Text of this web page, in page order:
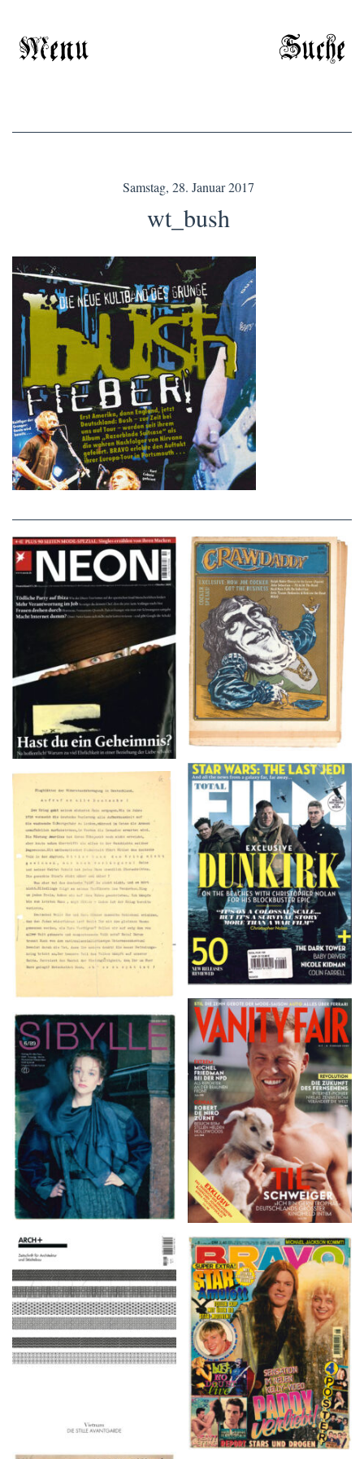
Menu Suche
Samstag, 28. Januar 2017
wt_bush
NEON – OKTOBER
2008
Crawdaddy – June/11/72
TOTAL FILM #260 –
SUMMER 2017
Flugblätter der Weissen
Rose – V, Januar 1943
VANITY FAIR – Nr. 7 –
8. Februar 2007
SIBYLLE 6/89
ARCH+ Nr. 226, Herbst
2016
BRAVO – Nr. 8, 13. Febr.
1997